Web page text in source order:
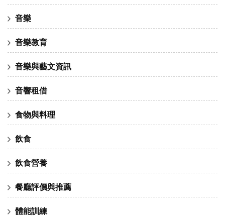
音樂
音樂教育
音樂與藝文資訊
音響租借
食物與料理
飲食
飲食營養
餐廳評價與推薦
體能訓練